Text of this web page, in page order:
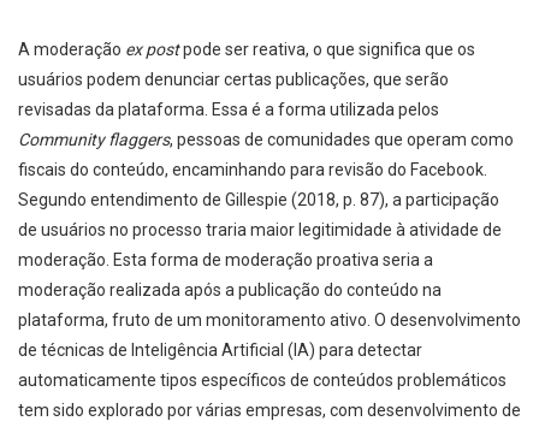
A moderação ex postpode ser reativa, o que significa que os
usuários podem denunciar certas publicações, que serão
revisadas da plataforma. Essa é a forma utilizada pelos
Community flaggers, pessoas de comunidades que operam como
fiscais do conteúdo, encaminhando para revisão do Facebook.
Segundo entendimento de Gillespie (2018, p. 87), a participação
de usuários no processo traria maior legitimidade à atividade de
moderação. Esta forma de moderação proativa seria a
moderação realizada após a publicação do conteúdo na
plataforma, fruto de um monitoramento ativo. O desenvolvimento
de técnicas de Inteligência Artificial (IA) para detectar
automaticamente tipos específicos de conteúdos problemáticos
tem sido explorado por várias empresas, com desenvolvimento de